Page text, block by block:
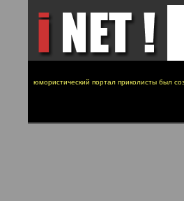
юмористический портал приколисты был